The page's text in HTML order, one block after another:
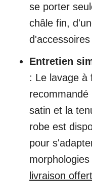
se porter
châle fin,
Entretien
: Le lavage à
recommandé
satin et la
robe est
pour
livraison